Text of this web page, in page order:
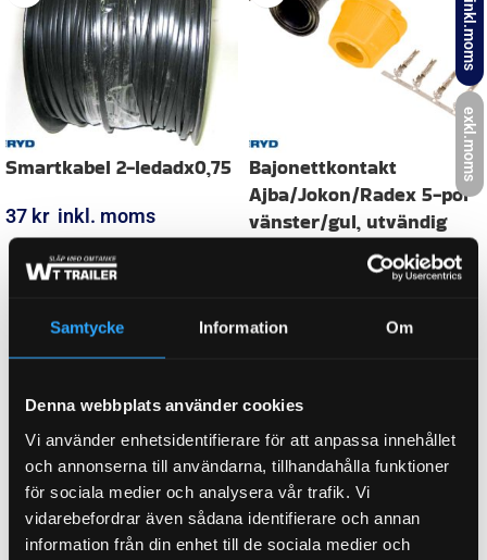
Samtycke Information Om
Denna webbplats använder cookies
Vi använder enhetsidentifierare för att anpassa innehållet
och annonserna till användarna, tillhandahålla funktioner
för sociala medier och analysera vår trafik. Vi
vidarebefordrar även sådana identifierare och annan
information från din enhet till de sociala medier och
inkl.moms
exkl.moms
FÄRG Grön, Silver, Svart
Bajonett 5-pol.
ORGINALNUMMER 1191-13226, 61-1191-13226
WEIGHT 0,060 kg
KATEGORI: